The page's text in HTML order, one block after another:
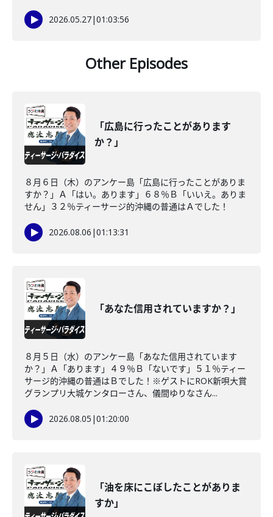
2026.05.27|01:03:56
Other Episodes
「広島に行ったことがあります
か？」
８月６日（木）のアンケー島「広島に行ったことがありま
すか？」Ａ「はい。あります」６８％Ｂ「いいえ。ありま
せん」３２％ティーサージ的沖縄の普通はＡでした！
2026.08.06 |01:13:31
「あなた信用されていますか？」
８月５日（水）のアンケー島「あなた信用されています
か？」Ａ「あります」４９％Ｂ「ないです」５１％ティー
サージ的沖縄の普通はＢでした！※ゲストにROK新唄大賞
グランプリ大城ケンタローさん、儀間ゆりなさん...
2026.08.05 |01:20:00
「油を床にこぼしたことがありま
すか」